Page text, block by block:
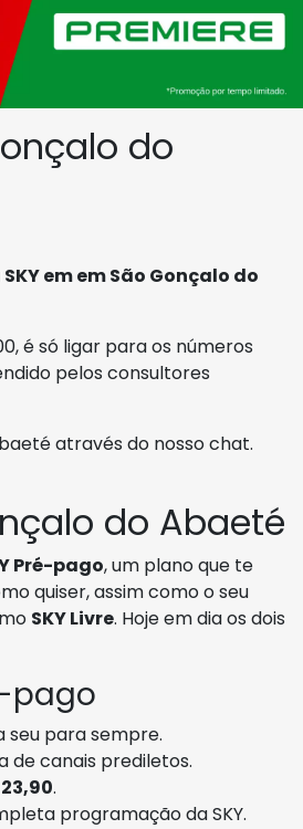
do
em em São Gonçalo do
é só ligar para os números
pelos consultores
através do nosso chat.
do Abaeté
Pré-pago, um plano que te
quiser, assim como o seu
SKY Livre. Hoje em dia os dois
pago
seu para sempre.
de canais prediletos.
.
programação da SKY.